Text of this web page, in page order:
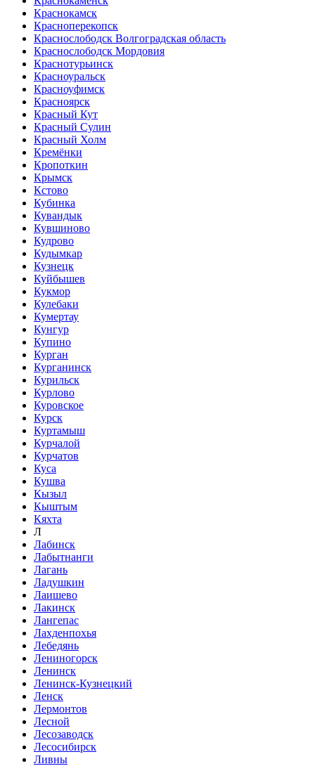
Краснокамск
Красноперекопск
Краснослободск Волгоградская область
Краснослободск Мордовия
Краснотурьинск
Красноуральск
Красноуфимск
Красноярск
Красный Кут
Красный Сулин
Красный Холм
Кремёнки
Кропоткин
Крымск
Кстово
Кубинка
Кувандык
Кувшиново
Кудрово
Кудымкар
Кузнецк
Куйбышев
Кукмор
Кулебаки
Кумертау
Кунгур
Купино
Курган
Курганинск
Курильск
Курлово
Куровское
Курск
Куртамыш
Курчалой
Курчатов
Куса
Кушва
Кызыл
Кыштым
Кяхта
Л
Лабинск
Лабытнанги
Лагань
Ладушкин
Лаишево
Лакинск
Лангепас
Лахденпохья
Лебедянь
Лениногорск
Ленинск
Ленинск-Кузнецкий
Ленск
Лермонтов
Лесной
Лесозаводск
Лесосибирск
Ливны